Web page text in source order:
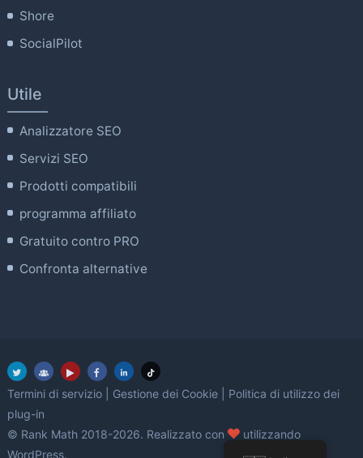
Shore
SocialPilot
Utile
Analizzatore SEO
Servizi SEO
Prodotti compatibili
programma affiliato
Gratuito contro PRO
Confronta alternative
Termini di servizio Gestione dei Cookie
Politica di utilizzo dei
plug-in
© Rank Math 2018-2026. Realizzato con
amore
utilizzando
WordPress.